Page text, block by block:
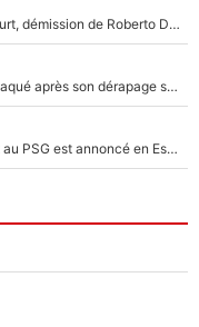
Trahison de Longoria, secrets de Frank McCourt, démission de Roberto De Zerbi : Medhi Benatia se lâche sur son départ de l'OM et fait d'importantes révélations
Incendies en Gironde - Nelson Monfort est attaqué après son dérapage sur CNews : «Et lui, il prend combien pour parler dans un studio climatisé?»
Ferran Torres a pris sa décision : Son transfert au PSG est annoncé en Espagne !